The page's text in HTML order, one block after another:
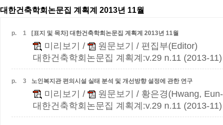
대한건축학회논문집 계획계 2013년 11월
p. 1 [표지 및 목차] 대한건축학회논문집 계획계 2013년 11월
미리보기 / 원문보기
/ 편집부(Editor)
대한건축학회논문집 계획계:v.29 n.11 (2013-11)
p. 3 노인복지관 편의시설 실태 분석 및 개선방향 설정에 관한 연구
미리보기 / 원문보기
/ 황은경(Hwang,
대한건축학회논문집 계획계:v.29 n.11 (2013-11)